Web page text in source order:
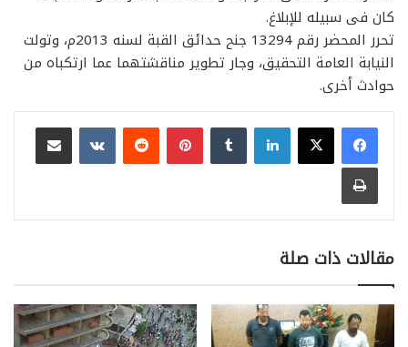
كان فى سبيله للإبلاغ.
تحرر المحضر رقم 13294 جنح حدائق القبة لسنه 2013م، وتولت
النيابة العامة التحقيق، وجار تطوير مناقشتهما عما ارتكباه من
حوادث أخرى.
لينكدإن بينتيريست
مشاركة عبر البريد
طباعة
مقالات ذات صلة